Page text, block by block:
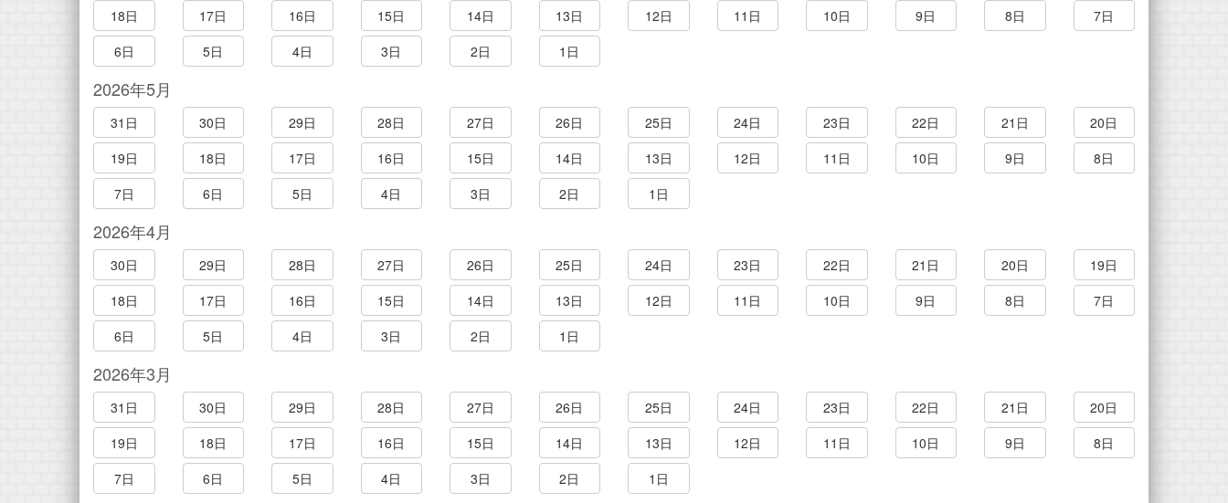
18日
17日 16日 15日 14日 13日 12日 11日 10日 9日 8日
7日
6日
5日 4日 3日 2日 1日
2026年5月
31日 30日 29日 28日 27日 26日 25日 24日 23日 22日 21日
20日
19日
18日 17日 16日 15日 14日 13日 12日 11日 10日 9日
8日
7日
6日 5日 4日 3日 2日 1日
2026年4月
30日 29日 28日 27日 26日 25日 24日 23日 22日 21日 20日
19日
18日
17日 16日 15日 14日 13日 12日 11日 10日 9日 8日
7日
6日
5日 4日 3日 2日 1日
2026年3月
31日 30日 29日 28日 27日 26日 25日 24日 23日 22日 21日
20日
19日
18日 17日 16日 15日 14日 13日 12日 11日 10日 9日
8日
7日
6日 5日 4日 3日 2日 1日